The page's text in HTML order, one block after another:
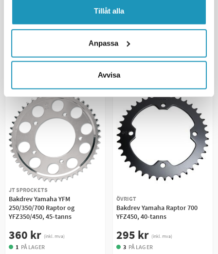
Tillåt alla
Anpassa
Avvisa
MER INFORMASJON
135 kr
MER INFORMASJON
JT SPROCKETS
Bakdrev Yamaha YFM
250/350/700 Raptor og
YFZ350/450, 45-tanns
360 kr (inkl. mva)
1 PÅ LAGER
ÖVRIGT
Bakdrev Yamaha Raptor 700
YFZ450, 40-tanns
295 kr (inkl. mva)
3 PÅ LAGER